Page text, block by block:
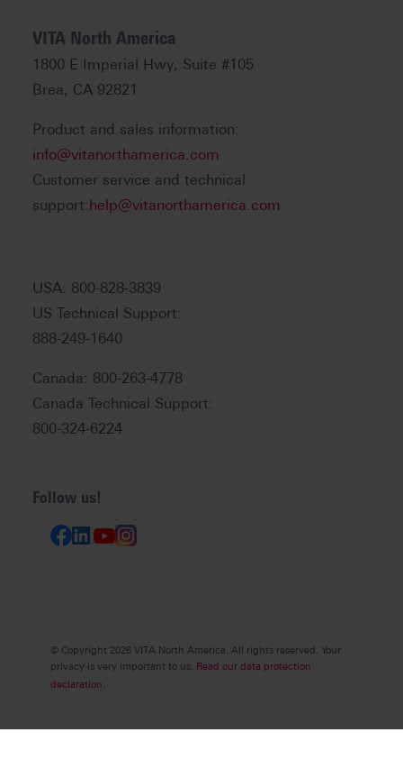
VITA North America
1800 E Imperial Hwy, Suite #105
Brea, CA 92821
Product and sales information:
info@vitanorthamerica.com
Customer service and technical
support: help@vitanorthamerica.com
USA: 800-828-3839
US Technical Support:
888-249-1640
Canada: 800-263-4778
Canada Technical Support:
800-324-6224
Follow us!
© Copyright 2026 VITA North America. All rights reserved. Your
privacy is very important to us. Read our data protection
declaration.